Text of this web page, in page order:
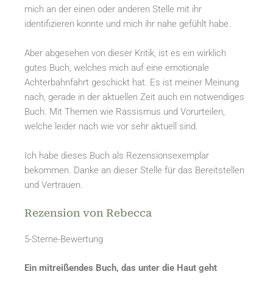
mich an der einen oder anderen Stelle mit ihr
identifizieren konnte und mich ihr nahe gefühlt habe.
Aber abgesehen von dieser Kritik, ist es ein wirklich
gutes Buch, welches mich auf eine emotionale
Achterbahnfahrt geschickt hat. Es ist meiner Meinung
nach, gerade in der aktuellen Zeit auch ein notwendiges
Buch. Mit Themen wie Rassismus und Vorurteilen,
welche leider nach wie vor sehr aktuell sind.
Ich habe dieses Buch als Rezensionsexemplar
bekommen. Danke an dieser Stelle für das Bereitstellen
und Vertrauen.
Rezension von Rebecca
5-Sterne-Bewertung
Ein mitreißendes Buch, das unter die Haut geht